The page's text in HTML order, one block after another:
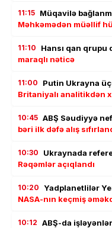
11:15 Müqavilə
Məhkəmədən müəllif
11:10 Hansı qan qrupu
maraqlı nəticə
11:00
Putin Ukrayna
Britaniyalı analitikdən
10:45 ABŞ Səudiyyə
bəri ilk dəfə alış
10:30 Ukraynada
Rəqəmlər açıqlandı
10:20 Yadplanetlilər
NASA-nın keçmiş
10:12 ABŞ-da